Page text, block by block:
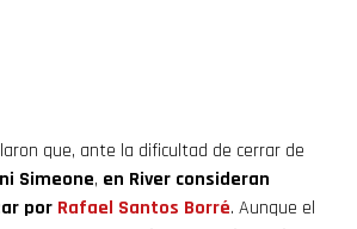
que, ante la dificultad de cerrar de
Simeone, en River consideran
por Rafael Santos Borré. Aunque el